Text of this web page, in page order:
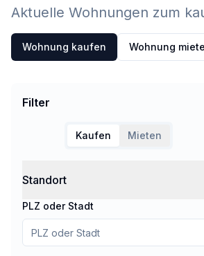
Aktuelle Wohnungen zum
Wohnung kaufen Wohnung
Filter
Kaufen Mieten
Standort
PLZ oder Stadt